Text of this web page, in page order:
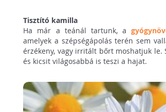
Tisztító kamilla
Ha már a teánál tartunk, a
amelyek a szépségápolás terén sem
érzékeny, vagy irritált bőrt moshatjuk
és kicsit világosabbá is teszi a hajat.